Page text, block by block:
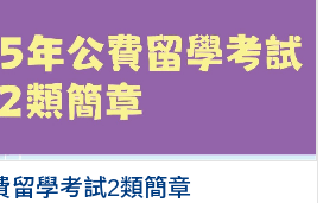
留學考試2類簡章